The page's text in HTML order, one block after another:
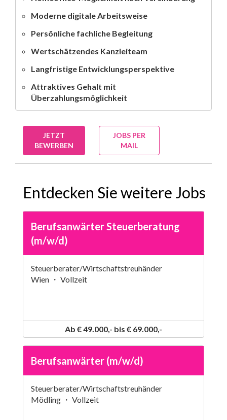
Moderne digitale Arbeitsweise
Persönliche fachliche Begleitung
Wertschätzendes Kanzleiteam
Langfristige Entwicklungsperspektive
Attraktives Gehalt mit
Überzahlungsmöglichkeit
JETZT
BEWERBEN
JOBS PER
MAIL
Entdecken Sie weitere Jobs
Berufsanwärter Steuerberatung
(m/w/d)
Steuerberater/Wirtschaftstreuhänder
Wien ・ Vollzeit
Ab € 49.000,- bis € 69.000,-
Berufsanwärter (m/w/d)
Steuerberater/Wirtschaftstreuhänder
Mödling ・ Vollzeit